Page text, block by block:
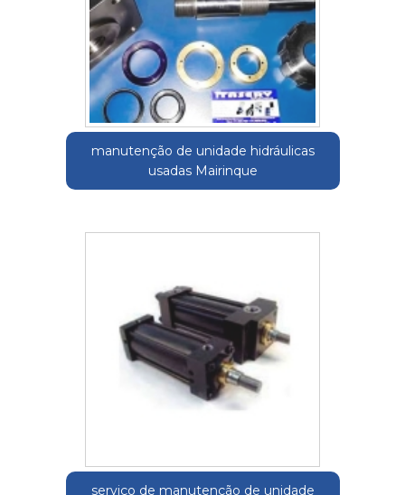
manutenção de unidade hidráulicas
usadas Mairinque
serviço de manutenção de unidade